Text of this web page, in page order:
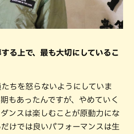
る上で、最も大切にしているこ
ちを怒らないようにしていま
もあったんですが、やめていく
ンスは楽しむことが原動力にな
けでは良いパフォーマンスは生